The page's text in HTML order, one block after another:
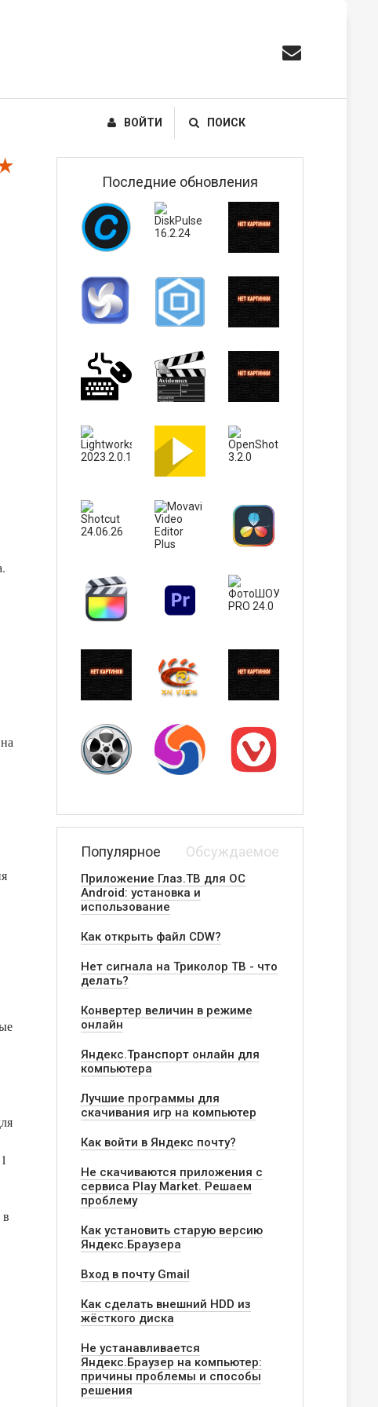
ВОЙТИ ПОИСК
Последние обновления
Популярное Обсуждаемое
Приложение Глаз.ТВ для ОС
Android: установка и
использование
Как открыть файл CDW?
Нет сигнала на Триколор ТВ - что
делать?
Конвертер величин в режиме
онлайн
Яндекс.Транспорт онлайн для
компьютера
Лучшие программы для
скачивания игр на компьютер
Как войти в Яндекс почту?
Не скачиваются приложения с
сервиса Play Market. Решаем
проблему
Как установить старую версию
Яндекс.Браузера
Вход в почту Gmail
Как сделать внешний HDD из
жёсткого диска
Не устанавливается
Яндекс.Браузер на компьютер:
причины проблемы и способы
решения